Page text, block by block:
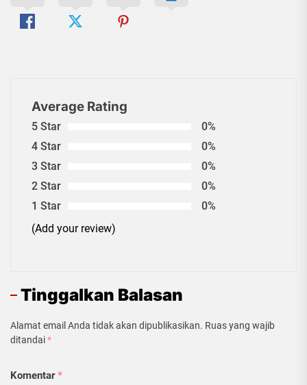
Average Rating
5 Star
0%
4 Star
0%
3 Star
0%
2 Star
0%
1 Star
0%
(Add your review)
Tinggalkan Balasan
Alamat email Anda tidak akan dipublikasikan. Ruas yang wajib
ditandai*
Komentar*